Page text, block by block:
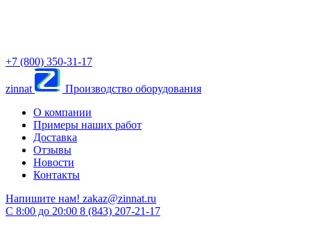
+7 (800) 350-31-17
zinnat
Производство оборудования
О компании
Примеры наших работ
Доставка
Отзывы
Новости
Контакты
Напишите нам! zakaz@zinnat.ru
C 8:00 до 20:00 8 (843) 207-21-17